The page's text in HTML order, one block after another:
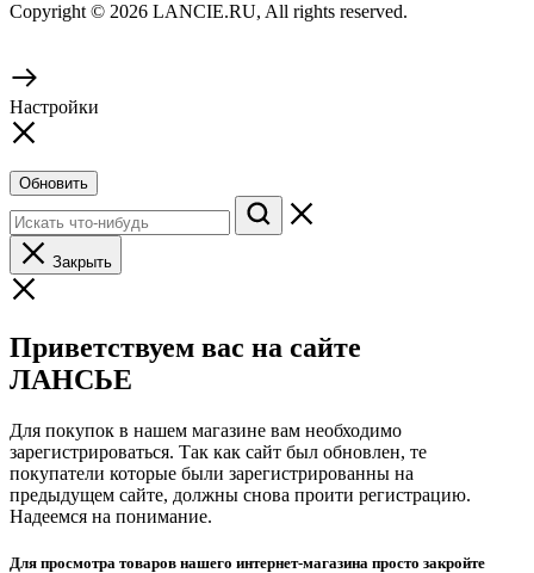
Copyright © 2026 LANCIE.RU, All rights reserved.
Настройки
Обновить
Закрыть
Приветствуем вас на сайте
ЛАНСЬЕ
Для покупок в нашем магазине вам необходимо
зарегистрироваться. Так как сайт был обновлен, те
покупатели которые были зарегистрированны на
предыдущем сайте, должны снова проити регистрацию.
Надеемся на понимание.
Для просмотра товаров нашего интернет-магазина просто закройте